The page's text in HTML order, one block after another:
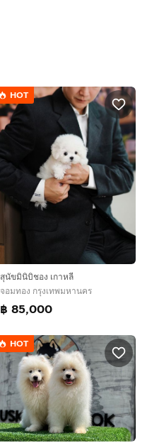
HOT
สุนัขมินิบิชอง เกาหลี
จอมทอง กรุงเทพมหานคร
฿ 85,000
HOT